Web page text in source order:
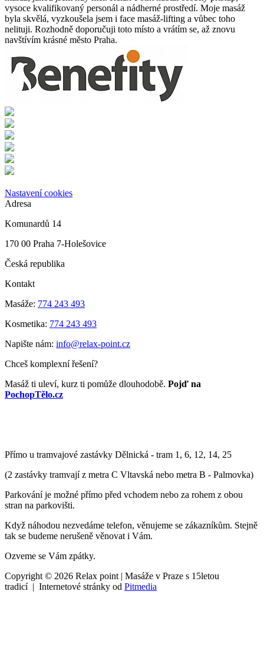
vysoce kvalifikovaný personál a nádherné prostředí. Moje masáž
byla skvělá, vyzkoušela jsem i face masáž-lifting a vůbec toho
nelituji. Rozhodně doporučuji toto místo a vrátím se, až znovu
navštívím krásné město Praha.
Nastavení cookies
Adresa
Komunardů 14
170 00 Praha 7-Holešovice
Česká republika
Kontakt
Masáže: 774 243 493
Kosmetika: 774 243 493
Napište nám: info@relax-point.cz
Chceš komplexní řešení?
Masáž ti uleví, kurz ti pomůže dlouhodobě. Pojď na
PochopTělo.cz
Přímo u tramvajové zastávky Dělnická - tram 1, 6, 12, 14, 25
(2 zastávky tramvají z metra C Vltavská nebo metra B - Palmovka)
Parkování je možné přímo před vchodem nebo za rohem z obou
stran na parkovišti.
Když náhodou nezvedáme telefon, věnujeme se zákazníkům. Stejně
tak se budeme nerušeně věnovat i Vám.
Ozveme se Vám zpátky.
Copyright © 2026 Relax point | Masáže v Praze s 15letou
tradicí | Internetové stránky od Pitmedia